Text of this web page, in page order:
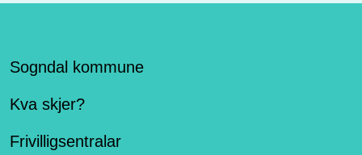
Sogndal kommune
Kva skjer?
Frivilligsentralar